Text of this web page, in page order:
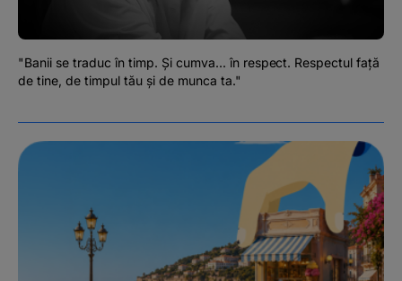
The MacRO Zone
"Banii se traduc în timp. Și cumva... în respect. Respectul față
de tine, de timpul tău și de munca ta."